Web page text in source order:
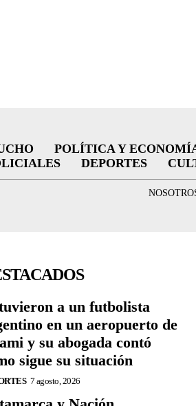
POLÍTICA Y
DEPORTES
a un futbolista
en un aeropuerto de
y su abogada contó
sigue su situación
7 agosto, 2026